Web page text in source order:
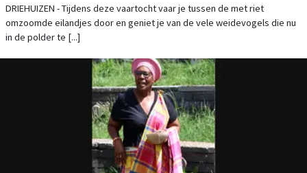
DRIEHUIZEN - Tijdens deze vaartocht vaar je tussen de met riet
omzoomde eilandjes door en geniet je van de vele weidevogels die nu
in de polder te [...]